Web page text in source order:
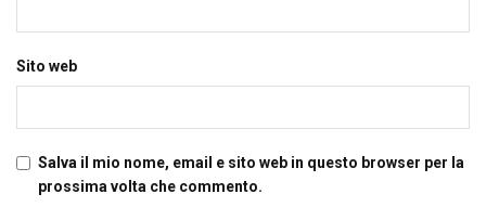
Sito web
Salva il mio nome, email e sito web in questo browser per la
prossima volta che commento.